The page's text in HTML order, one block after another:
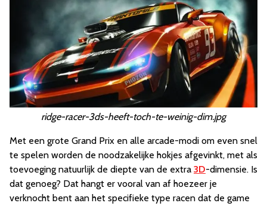
ridge-racer-3ds-heeft-toch-te-weinig-dim.jpg
Met een grote Grand Prix en alle arcade-modi om even snel
te spelen worden de noodzakelijke hokjes afgevinkt, met als
toevoeging natuurlijk de diepte van de extra 3D-dimensie. Is
dat genoeg? Dat hangt er vooral van af hoezeer je
verknocht bent aan het specifieke type racen dat de game